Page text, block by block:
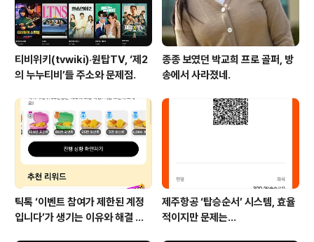
티비위키(tvwiki)‧원탑TV, ‘제2
의 누누티비’들 주소와 문제점.
종종 보였던 박교희 프로 골퍼, 방
송에서 사라졌네.
틱톡 ‘이벤트 참여가 제한된 계정
입니다’가 생기는 이유와 해결 방
제주항공 ‘탑승순서’ 시스템, 효율
적이지만 문제는…